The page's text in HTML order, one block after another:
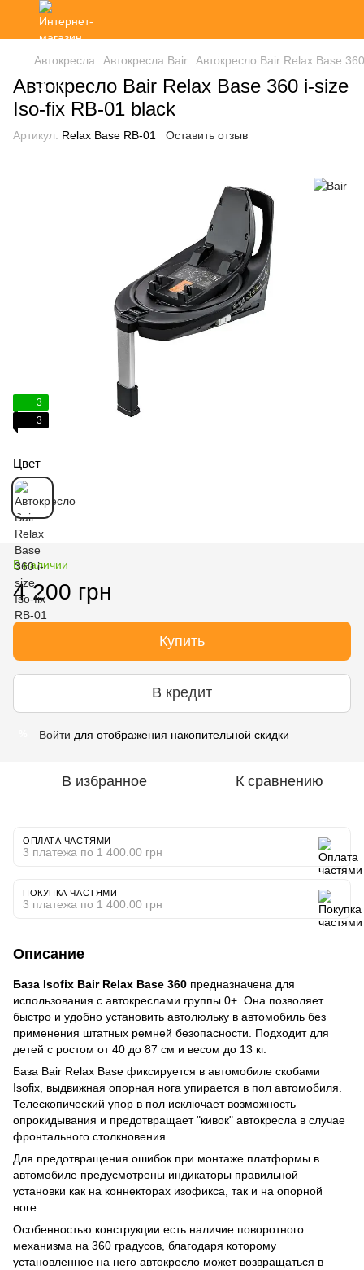
Автокресла Автокресла Bair Автокресло Bair Relax Base
Автокресло Bair Relax Base 360 i-size
Iso-fix RB-01 black
Артикул: Relax Base RB-01 Оставить отзыв
3
3
Цвет
В наличии
4 200 грн
Купить
В кредит
Войти для отображения накопительной скидки
В избранное К сравнению
ОПЛАТА ЧАСТЯМИ
3 платежа по 1 400.00 грн
ПОКУПКА ЧАСТЯМИ
3 платежа по 1 400.00 грн
Описание
База Isofix Bair Relax Base 360 ​​предназначена для
использования с автокреслами группы 0+. Она позволяет
быстро и удобно установить автолюльку в автомобиль без
применения штатных ремней безопасности. Подходит для
детей с ростом от 40 до 87 см и весом до 13 кг.
База Bair Relax Base фиксируется в автомобиле скобами
Isofix, выдвижная опорная нога упирается в пол автомобиля.
Телескопический упор в пол исключает возможность
опрокидывания и предотвращает "кивок" автокресла в случае
фронтального столкновения.
Для предотвращения ошибок при монтаже платформы в
автомобиле предусмотрены индикаторы правильной
установки как на коннекторах изофикса, так и на опорной
ноге.
Особенностью конструкции есть наличие поворотного
механизма на 360 градусов, благодаря которому
установленное на него автокресло может возвращаться в